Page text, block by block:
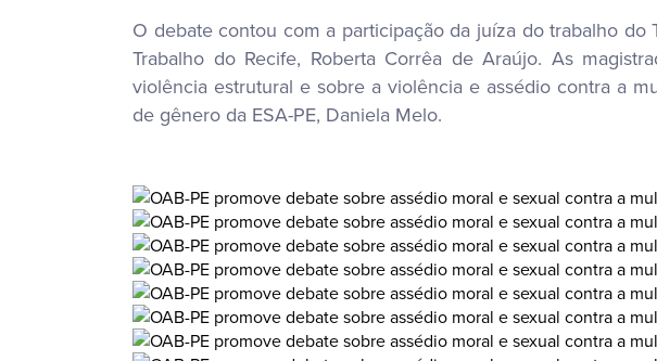
O debate contou com a participação da juíza do trabalho
Trabalho do Recife, Roberta Corrêa de Araújo. As
violência estrutural e sobre a violência e assédio contra a
de gênero da ESA-PE, Daniela Melo.